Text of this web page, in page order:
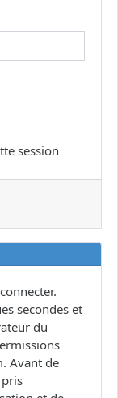
session
secondes et
du
Avant de
pris